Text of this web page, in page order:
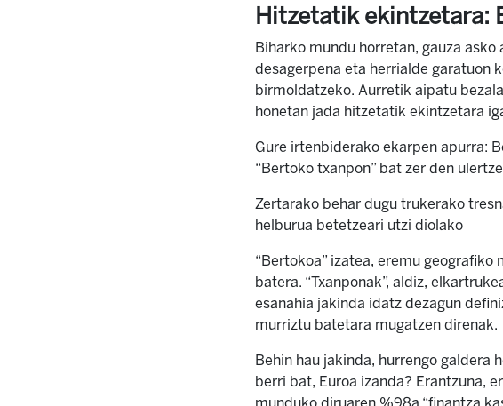
Hitzetatik ekintzetara:
Biharko mundu horretan, gauza
desagerpena eta herrialde garatuon
birmoldatzeko. Aurretik aipatu
honetan jada hitzetatik ekintzetara
Gure irtenbiderako ekarpen apurra:
“Bertoko txanpon” bat zer den
Zertarako behar dugu trukerako
helburua betetzeari utzi diolako
“Bertokoa” izatea, eremu
batera. “Txanponak”, aldiz,
esanahia jakinda idatz dezagun
murriztu batetara mugatzen direnak.
Behin hau jakinda, hurrengo galdera
berri bat, Euroa izanda? Erantzuna,